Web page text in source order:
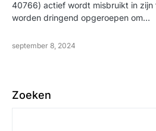
40766) actief wordt misbruikt in zijn
worden dringend opgeroepen om…
september 8, 2024
Zoeken